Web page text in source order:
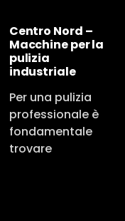
Centro Nord –
Macchine per la
pulizia
industriale
Per una pulizia
professionale è
fondamentale
trovare